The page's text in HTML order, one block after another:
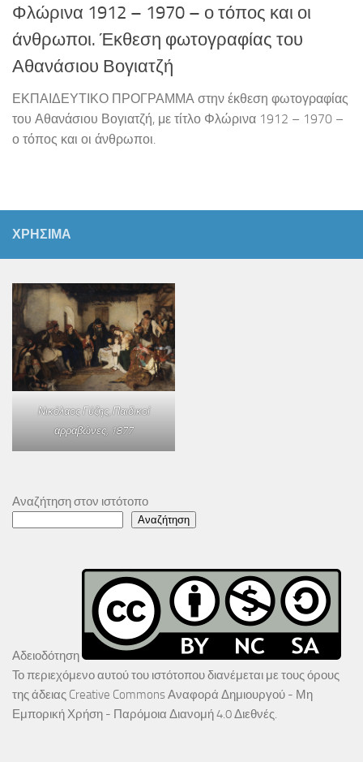
Φλώρινα 1912 – 1970 – ο τόπος και οι
άνθρωποι. Έκθεση φωτογραφίας του
Αθανάσιου Βογιατζή
ΕΚΠΑΙΔΕΥΤΙΚΟ ΠΡΟΓΡΑΜΜΑ στην έκθεση φωτογραφίας
του Αθανάσιου Βογιατζή, με τίτλο Φλώρινα 1912 – 1970 –
ο τόπος και οι άνθρωποι.
ΧΡΗΣΙΜΑ
Νικόλαος Γύζης,Παιδικοί
αρραβώνες, 1877
Αναζήτηση στον ιστότοπο
Αναζήτηση
Αδειοδότηση
Το περιεχόμενο αυτού του ιστότοπου διανέμεται με τους όρους
της άδειας Creative Commons Αναφορά Δημιουργού - Μη
Εμπορική Χρήση - Παρόμοια Διανομή 4.0 Διεθνές.